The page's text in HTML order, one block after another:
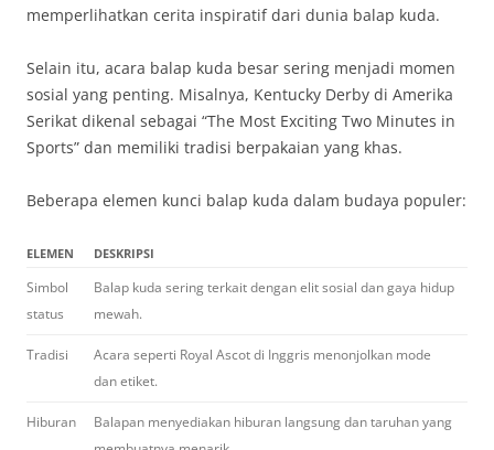
memperlihatkan cerita inspiratif dari dunia balap kuda.
Selain itu, acara balap kuda besar sering menjadi momen
sosial yang penting. Misalnya, Kentucky Derby di Amerika
Serikat dikenal sebagai “The Most Exciting Two Minutes in
Sports” dan memiliki tradisi berpakaian yang khas.
Beberapa elemen kunci balap kuda dalam budaya populer:
ELEMEN DESKRIPSI
Simbol
status
Balap kuda sering terkait dengan elit sosial dan gaya hidup
mewah.
Tradisi
Acara seperti Royal Ascot di Inggris menonjolkan mode
dan etiket.
Hiburan
Balapan menyediakan hiburan langsung dan taruhan yang